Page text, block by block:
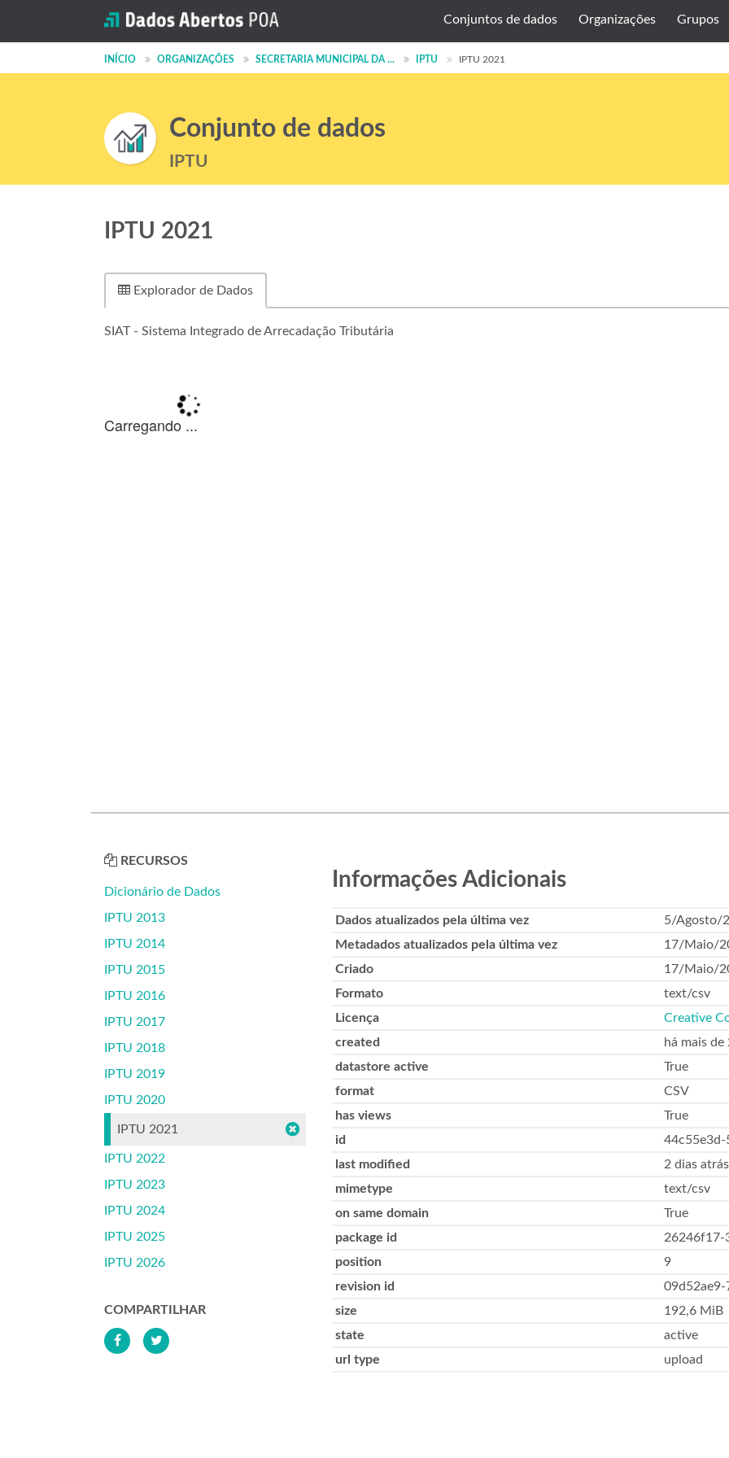
Conjuntos de dados Organizações Grupos
INÍCIO ORGANIZAÇÕES SECRETARIA MUNICIPAL DA ... IPTU IPTU 2021
Conjunto de dados
IPTU
IPTU 2021
Explorador de Dados
SIAT - Sistema Integrado de Arrecadação Tributária
Informações Adicionais
Dados atualizados pela última vez
5/Agosto/
Metadados atualizados pela última vez
17/Maio/
Criado
17/Maio/
Formato
text/csv
Licença
Creative
created
há mais de
datastore active
True
format
CSV
has views
True
id
last modified
2 dias atrás
mimetype
text/csv
on same domain
True
package id
26246f17-
position
9
revision id
size
192,6 MiB
state
active
url type
upload
RECURSOS
Dicionário de Dados
IPTU 2013
IPTU 2014
IPTU 2015
IPTU 2016
IPTU 2017
IPTU 2018
IPTU 2019
IPTU 2020
IPTU 2021
IPTU 2022
IPTU 2023
IPTU 2024
IPTU 2025
IPTU 2026
COMPARTILHAR